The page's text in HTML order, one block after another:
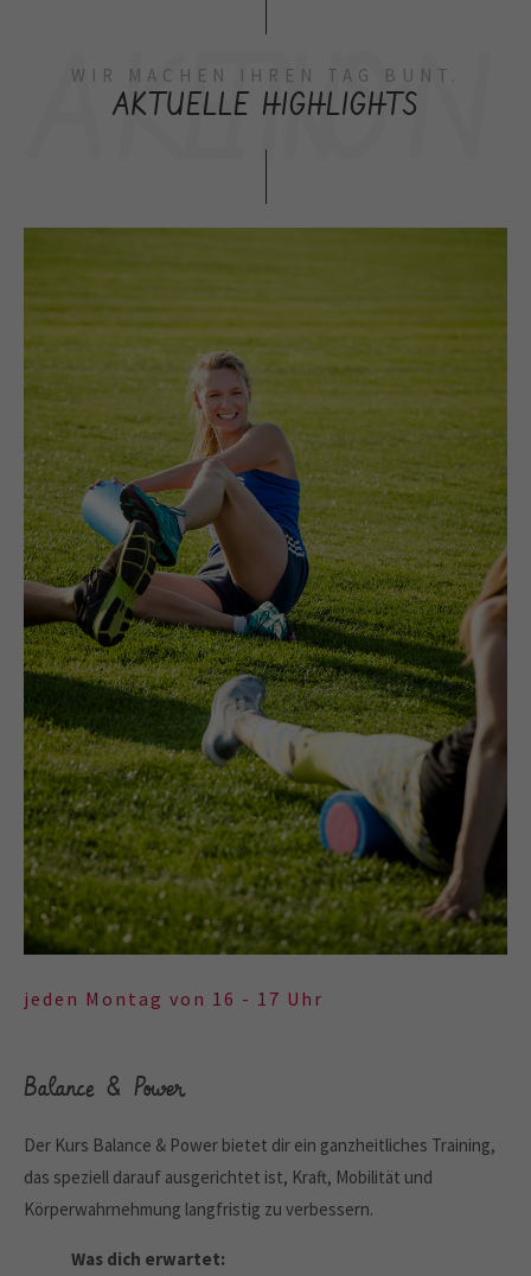
WIR MACHEN IHREN TAG BUNT.
AKTIONEN
AKTUELLE HIGHLIGHTS
jeden Montag von 16 - 17 Uhr
Balance & Power
Der Kurs Balance & Power bietet dir ein ganzheitliches Training,
das speziell darauf ausgerichtet ist, Kraft, Mobilität und
Körperwahrnehmung langfristig zu verbessern.
Was dich erwartet: